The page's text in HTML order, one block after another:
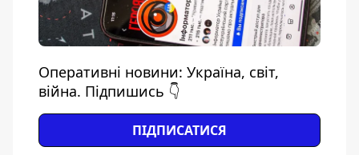
Оперативні новини: Україна, світ,
війна. Підпишись 👇
ПІДПИСАТИСЯ